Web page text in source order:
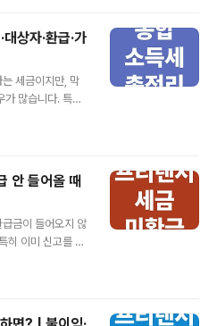
전체 구조를 빠
가치세 바로 신
세는 매출과 매
인사업자라면 반
족하면 자동으로
부가가치세 신
상자·환급·가
세금이지만, 막
가 많습니다. 특히
것이 현실입니다.
수 있습니다. 👉
소득세 핵심 요약
는 세금입니다.신
고는 홈택스에서
• • 종합소득세
안 들어올 때
금이 들어오지 않
히 이미 신고를 했
이거나 확인이 필